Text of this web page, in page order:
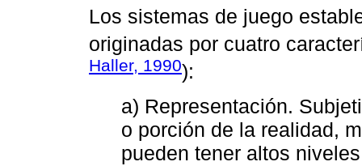
Los sistemas de juego
originadas por cuatro
Haller, 1990):
a) Representación.
o porción de la realidad,
pueden tener altos